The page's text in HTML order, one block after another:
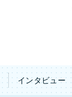
インタビュー